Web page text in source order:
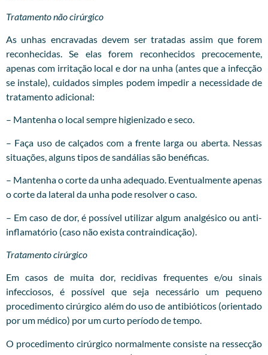
Tratamento não cirúrgico
As unhas encravadas devem ser tratadas assim que forem
reconhecidas. Se elas forem reconhecidos precocemente,
apenas com irritação local e dor na unha (antes que a infecção
se instale), cuidados simples podem impedir a necessidade de
tratamento adicional:
– Mantenha o local sempre higienizado e seco.
– Faça uso de calçados com a frente larga ou aberta. Nessas
situações, alguns tipos de sandálias são benéficas.
– Mantenha o corte da unha adequado. Eventualmente apenas
o corte da lateral da unha pode resolver o caso.
– Em caso de dor, é possível utilizar algum analgésico ou anti-
inflamatório (caso não exista contraindicação).
Tratamento cirúrgico
Em casos de muita dor, recidivas frequentes e/ou sinais
infecciosos, é possível que seja necessário um pequeno
procedimento cirúrgico além do uso de antibióticos (orientado
por um médico) por um curto período de tempo.
O procedimento cirúrgico normalmente consiste na ressecção